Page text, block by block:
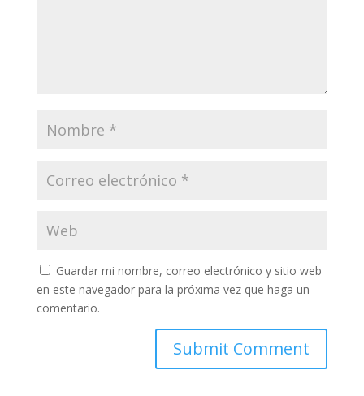
Guardar mi nombre, correo electrónico y sitio web
en este navegador para la próxima vez que haga un
comentario.